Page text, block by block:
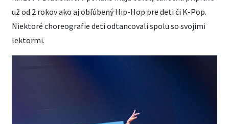
už od 2 rokov ako aj obľúbený Hip-Hop pre deti či K-Pop.
Niektoré choreografie deti odtancovali spolu so svojimi
lektormi.